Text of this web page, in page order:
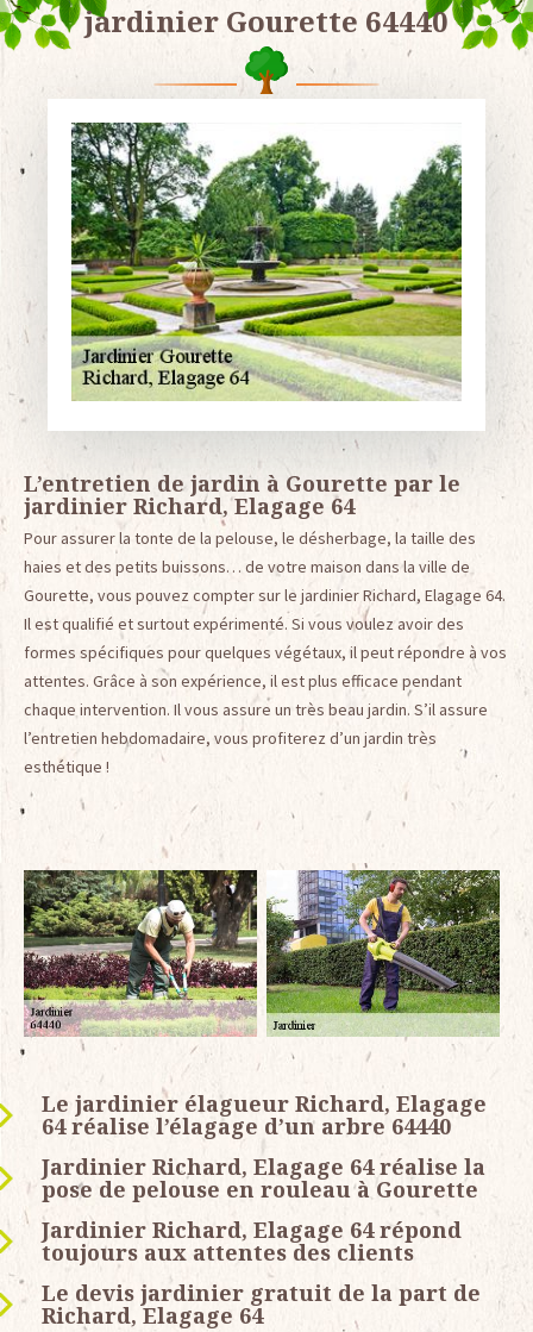
jardinier Gourette 64440
L’entretien de jardin à Gourette par le
jardinier Richard, Elagage 64
Pour assurer la tonte de la pelouse, le désherbage, la taille des
haies et des petits buissons… de votre maison dans la ville de
Gourette, vous pouvez compter sur le jardinier Richard, Elagage 64.
Il est qualifié et surtout expérimenté. Si vous voulez avoir des
formes spécifiques pour quelques végétaux, il peut répondre à vos
attentes. Grâce à son expérience, il est plus efficace pendant
chaque intervention. Il vous assure un très beau jardin. S’il assure
l’entretien hebdomadaire, vous profiterez d’un jardin très
esthétique !
Le jardinier élagueur Richard, Elagage
64 réalise l’élagage d’un arbre 64440
Jardinier Richard, Elagage 64 réalise la
pose de pelouse en rouleau à Gourette
Jardinier Richard, Elagage 64 répond
toujours aux attentes des clients
Le devis jardinier gratuit de la part de
Richard, Elagage 64